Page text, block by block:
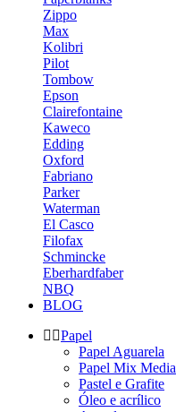
Zippo
Max
Kolibri
Pilot
Tombow
Epson
Clairefontaine
Kaweco
Edding
Oxford
Fabriano
Parker
Waterman
El Casco
Filofax
Schmincke
Eberhardfaber
NBQ
BLOG
Papel
Papel Aguarela
Papel Mix Media
Pastel e Grafite
Óleo e acrílico